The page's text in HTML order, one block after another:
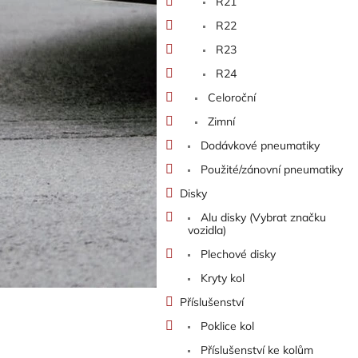
R22
R23
R24
Celoroční
Zimní
Dodávkové pneumatiky
Použité/zánovní pneumatiky
Disky
Alu disky (Vybrat značku
vozidla)
Plechové disky
Kryty kol
Příslušenství
Poklice kol
Příslušenství ke kolům